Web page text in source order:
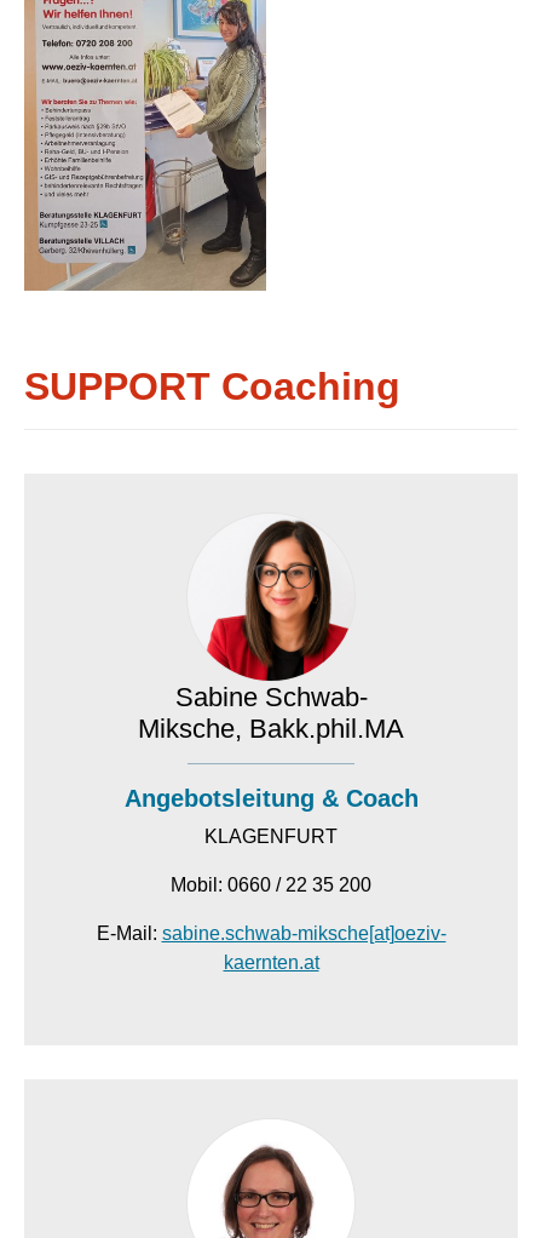
SUPPORT Coaching
Sabine Schwab-
Miksche, Bakk.phil.MA
Angebotsleitung & Coach
KLAGENFURT
Mobil: 0660 / 22 35 200
E-Mail: sabine.schwab-miksche[at]oeziv-
kaernten.at